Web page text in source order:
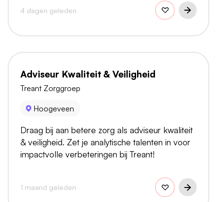
4 dagen geleden
Adviseur Kwaliteit & Veiligheid
Treant Zorggroep
Hoogeveen
Draag bij aan betere zorg als adviseur kwaliteit
& veiligheid. Zet je analytische talenten in voor
impactvolle verbeteringen bij Treant!
1 maand geleden